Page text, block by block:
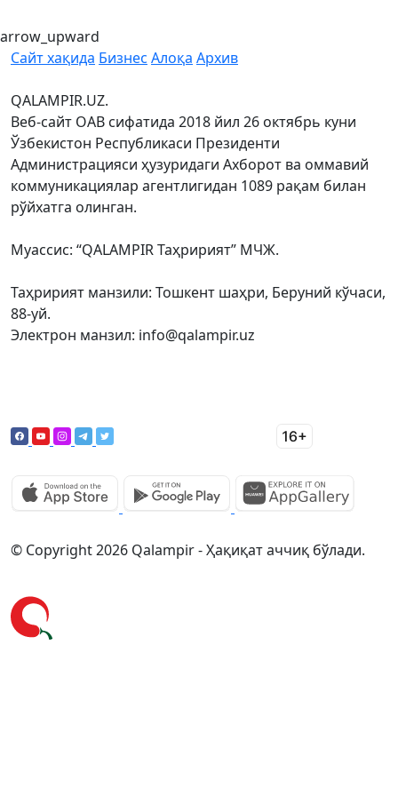
arrow_upward
Сайт хақида Бизнес Алоқа Архив
QALAMPIR.UZ.
Веб-сайт ОАВ сифатида 2018 йил 26 октябрь куни
Ўзбекистон Республикаси Президенти
Администрацияси ҳузуридаги Ахборот ва оммавий
коммуникациялар агентлигидан 1089 рақам билан
рўйхатга олинган.
Муассис: “QALAMPIR Таҳририят” МЧЖ.
Таҳририят манзили: Тошкент шаҳри, Беруний кўчаси,
88-уй.
Электрон манзил: info@qalampir.uz
© Copyright 2026 Qalampir - Ҳақиқат аччиқ бўлади.